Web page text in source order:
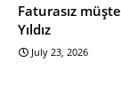
Faturasız
Yıldız
July 23, 2026